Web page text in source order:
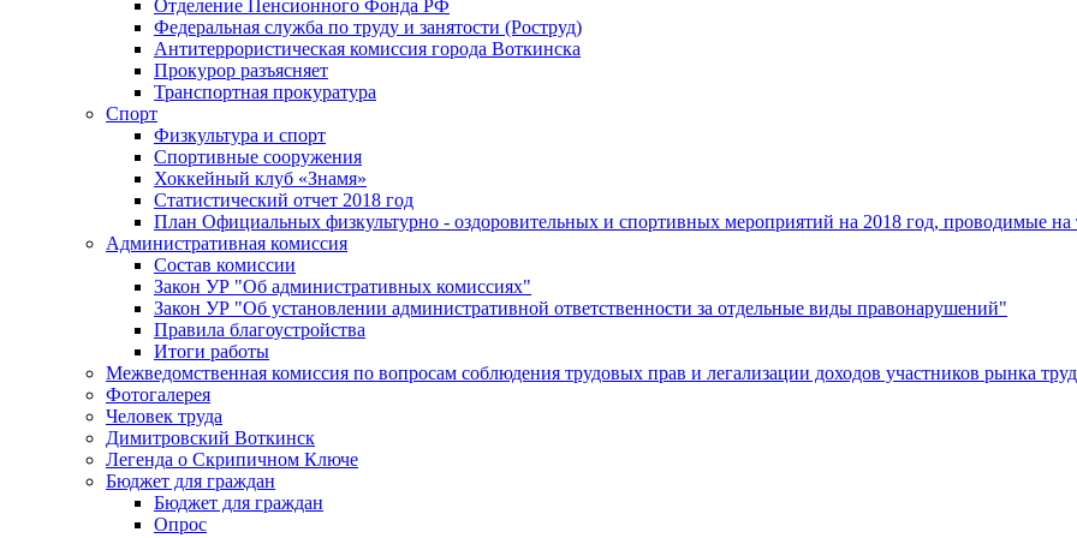
Отделение Пенсионного Фонда РФ
Федеральная служба по труду и занятости (Роструд)
Антитеррористическая комиссия города Воткинска
Прокурор разъясняет
Транспортная прокуратура
Спорт
Физкультура и спорт
Спортивные сооружения
Хоккейный клуб «Знамя»
Статистический отчет 2018 год
План Официальных физкультурно - оздоровительных и спортивных мероприятий на 2018 год, проводимые
Административная комиссия
Состав комиссии
Закон УР "Об административных комиссиях"
Закон УР "Об установлении административной ответственности за отдельные виды правонарушений"
Правила благоустройства
Итоги работы
Межведомственная комиссия по вопросам соблюдения трудовых прав и легализации доходов участников рынка
Фотогалерея
Человек труда
Димитровский Воткинск
Легенда о Скрипичном Ключе
Бюджет для граждан
Бюджет для граждан
Опрос